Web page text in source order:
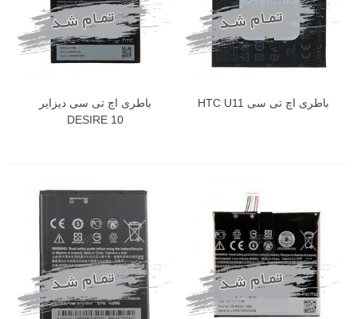
باطری اچ تی سی HTC U11
باطری اچ تی سی دیزایر
DESIRE 10